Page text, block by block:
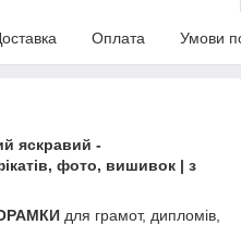
Оплата Умови
яскравий -
фото, вишивок | з
для грамот, дипломів,